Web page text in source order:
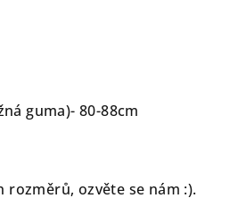
guma)- 80-88cm
rozměrů, ozvěte se nám :).